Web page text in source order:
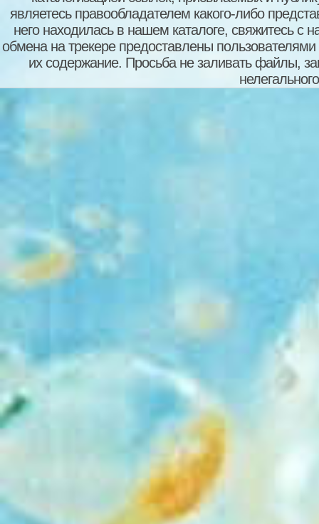
являетесь правообладателем какого-либо
него находилась в нашем каталоге, свяжитесь
обмена на трекере предоставлены пользователями
их содержание. Просьба не заливать файлы,